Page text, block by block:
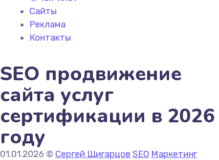
Сайты
Реклама
Контакты
SEO продвижение
сайта услуг
сертификации в 2026
году
01.01.2026 © Сергей Щигарцов SEO Маркетинг